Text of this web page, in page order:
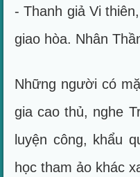
- Thanh giả Vi
giao hòa. Nhân
Những người có
gia cao thủ, nghe
luyện công, khẩu
học tham ảo khác